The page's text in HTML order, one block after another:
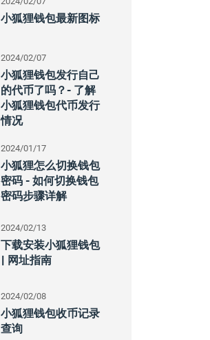
小狐狸钱包最新图标
2024/02/07
小狐狸钱包发行自己
的代币了吗？- 了解
小狐狸钱包代币发行
情况
2024/01/17
小狐狸怎么切换钱包
密码 - 如何切换钱包
密码步骤详解
2024/02/13
下载安装小狐狸钱包
| 网址指南
2024/02/08
小狐狸钱包收币记录
查询